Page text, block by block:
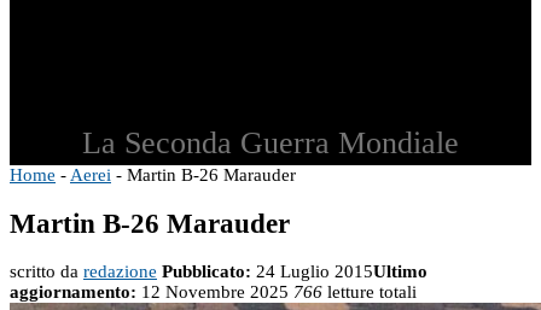
La Seconda Guerra Mondiale
Home - Aerei - Martin B-26 Marauder
Martin B-26 Marauder
scritto da redazione Pubblicato: 24 Luglio 2015Ultimo
aggiornamento: 12 Novembre 2025 766 letture totali